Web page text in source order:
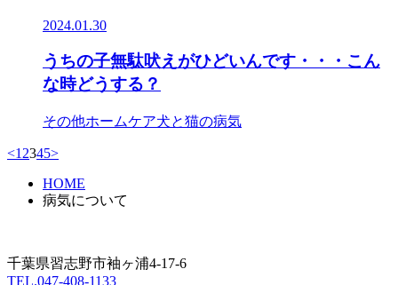
2024.01.30
うちの子無駄吠えがひどいんです・・・こん
な時どうする？
その他ホームケア犬と猫の病気
<1 2345>
HOME
病気について
千葉県習志野市袖ヶ浦4-17-6
TEL.047-408-1133